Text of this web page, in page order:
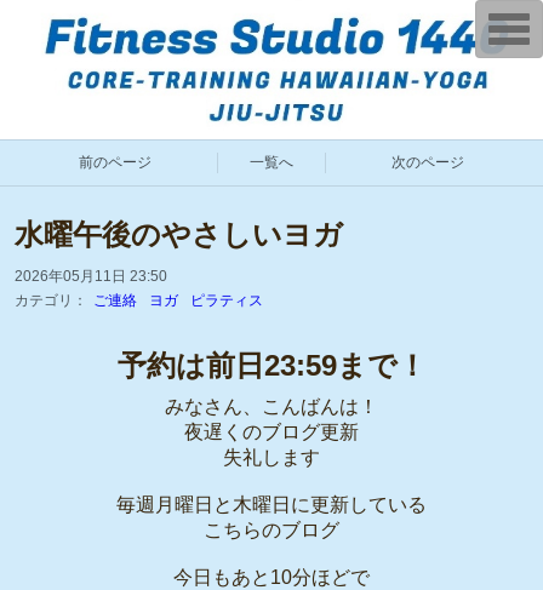
前のページ 一覧へ 次のページ
水曜午後のやさしいヨガ
2026年05月11日 23:50
カテゴリ：
ご連絡 ヨガ ピラティス
予約は前日23:59まで！
みなさん、こんばんは！
夜遅くのブログ更新
失礼します
毎週月曜日と木曜日に更新している
こちらのブログ
今日もあと10分ほどで
T
o
g
i